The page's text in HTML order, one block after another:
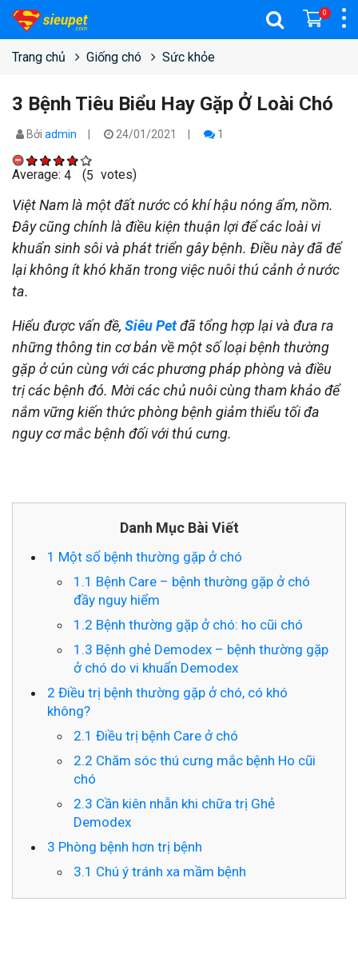
0
Trang chủ Giống chó Sức khỏe
3 Bệnh Tiêu Biểu Hay Gặp Ở Loài Chó
Bởi admin 24/01/2021 1
Average: 4 (5 votes)
Việt Nam là một đất nước có khí hậu nóng ẩm, nồm.
Đây cũng chính là điều kiện thuận lợi để các loài vi
khuẩn sinh sôi và phát triển gây bệnh. Điều này đã để
lại không ít khó khăn trong việc nuôi thú cảnh ở nước
ta.
Hiểu được vấn đề, Siêu Petđã tổng hợp lại và đưa ra
những thông tin cơ bản về một số loại bệnh thường
gặp ở cún cùng với các phương pháp phòng và điều
trị các bệnh đó. Mời các chủ nuôi cùng tham khảo để
nắm vững kiến thức phòng bệnh giảm thiểu tối đa
nguy cơ mắc bệnh đối với thú cưng.
Danh Mục Bài Viết
1 Một số bệnh thường gặp ở chó
1.1 Bệnh Care – bệnh thường gặp ở chó
đầy nguy hiểm
1.2 Bệnh thường gặp ở chó: ho cũi chó
1.3 Bệnh ghẻ Demodex – bệnh thường gặp
ở chó do vi khuẩn Demodex
2 Điều trị bệnh thường gặp ở chó, có khó
không?
2.1 Điều trị bệnh Care ở chó
2.2 Chăm sóc thú cưng mắc bệnh Ho cũi
chó
2.3 Cần kiên nhẫn khi chữa trị Ghẻ
Demodex
3 Phòng bệnh hơn trị bệnh
3.1 Chú ý tránh xa mầm bệnh